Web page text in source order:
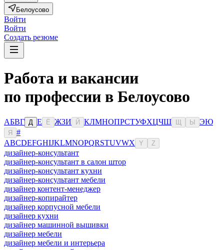
Белоусово
Войти
Войти
Создать резюме
Работа и вакансии
по профессии в Белоусово
АБВГ Д Е Ё ЖЗИ Й КЛМНОПРСТУФХЦЧШ Ы ЭЮ
Я
#
ABCDEFGHIJKLMNOPQRSTUVWX Y Z
дизайнер-консультант
дизайнер-консультант в салон штор
дизайнер-консультант кухни
дизайнер-консультант мебели
дизайнер контент-менеджер
дизайнер-копирайтер
дизайнер корпусной мебели
дизайнер кухни
дизайнер машинной вышивки
дизайнер мебели
дизайнер мебели и интерьера